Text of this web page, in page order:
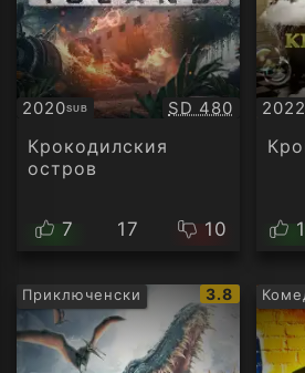
2020SUB
Субтитри Качество:
SD 480
Крокодилския
остров
7 17 10
2022
Приключенски
IMDb
рейтинг:
3.8